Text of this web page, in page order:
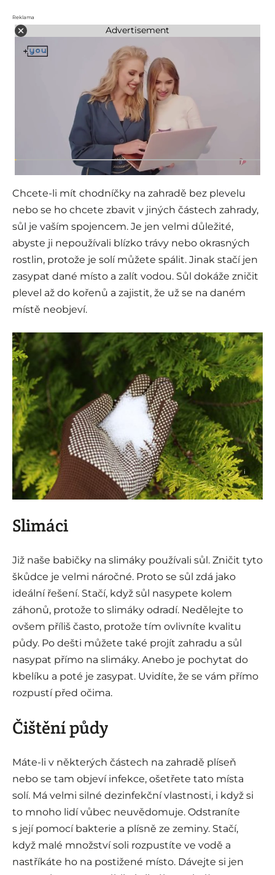
Reklama
Advertisement
Chcete-li mít chodníčky na zahradě bez plevelu
nebo se ho chcete zbavit v jiných částech zahrady,
sůl je vaším spojencem. Je jen velmi důležité,
abyste ji nepoužívali blízko trávy nebo okrasných
rostlin, protože je solí můžete spálit. Jinak stačí jen
zasypat dané místo a zalít vodou. Sůl dokáže zničit
plevel až do kořenů a zajistit, že už se na daném
místě neobjeví.
i
Slimáci
Již naše babičky na slimáky používali sůl. Zničit tyto
škůdce je velmi náročné. Proto se sůl zdá jako
ideální řešení. Stačí, když sůl nasypete kolem
záhonů, protože to slimáky odradí. Nedělejte to
ovšem příliš často, protože tím ovlivníte kvalitu
půdy. Po dešti můžete také projít zahradu a sůl
nasypat přímo na slimáky. Anebo je pochytat do
kbelíku a poté je zasypat. Uvidíte, že se vám přímo
rozpustí před očima.
Čištění půdy
Máte-li v některých částech na zahradě plíseň
nebo se tam objeví infekce, ošetřete tato místa
solí. Má velmi silné dezinfekční vlastnosti, i když si
to mnoho lidí vůbec neuvědomuje. Odstraníte
s její pomocí bakterie a plísně ze zeminy. Stačí,
když malé množství soli rozpustíte ve vodě a
nastříkáte ho na postižené místo. Dávejte si jen